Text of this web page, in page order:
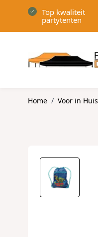
Top kwaliteit
partytenten
Home / Voor in Huis